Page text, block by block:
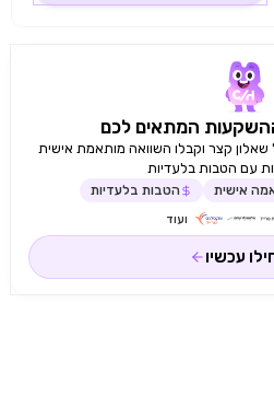
המתאים לכם
קצר וקבלו השוואה מותאמת אישית
עם הטבות בלעדיות
אישית הטבות בלעדיות
ועוד
עכשיו